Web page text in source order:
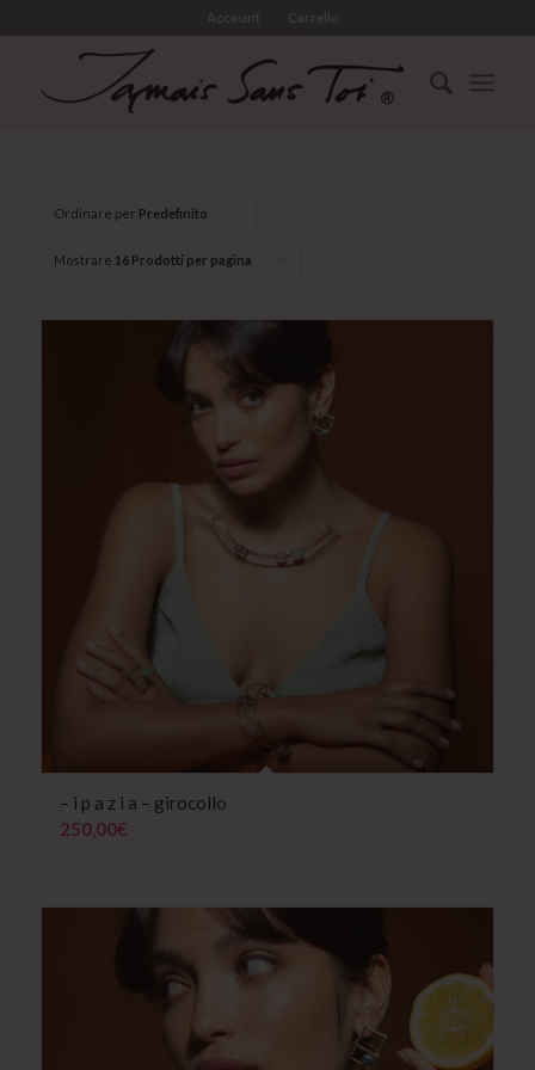
Account Carrello
Ordinare per Predefinito
Mostrare 16 Prodotti per pagina
– i p a z i a – girocollo
250,00€